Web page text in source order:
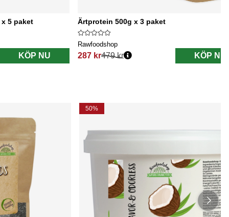
x 5 paket
KÖP NU
Ärtprotein 500g x 3 paket
Rawfoodshop
287 kr
Ordinarie pris:
479 kr KÖP NU
50%